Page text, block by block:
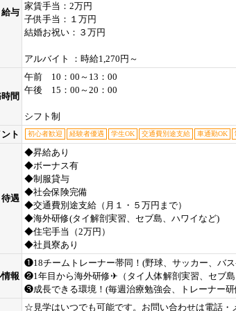
給与
家賃手当：2万円
子供手当：１万円
結婚お祝い：３万円
アルバイト ：時給1,270円～
間
午前 10：00～13：00
午後 15：00～20：00
シフト制
ト
初心者歓迎 経験者優遇 学生OK 交通費別途支給 車通勤OK
待遇
◆昇給あり
◆ボーナス有
◆制服貸与
◆社会保険完備
◆交通費別途支給（月１・５万円まで）
◆海外研修(タイ解剖実習、セブ島、ハワイなど)
◆住宅手当（2万円）
◆社員寮あり
報
❶18チームトレーナー帯同！(野球、サッカー、バ
❷1年目から海外研修✈（タイ人体解剖実習、セブ島
❸成長できる環境！(毎週治療勉強会、トレーナー
☆見学はいつでも可能です。お問い合わせは電話・